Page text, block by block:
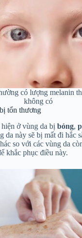
có lượng melanin
không có
tổn thương
ở vùng da bị bỏng,
da này sẽ bị mất đi hắc
so với các vùng da
khắc phục điều này.